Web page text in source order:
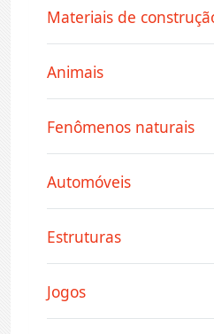
Materiais de
Animais
Fenômenos naturais
Automóveis
Estruturas
Jogos